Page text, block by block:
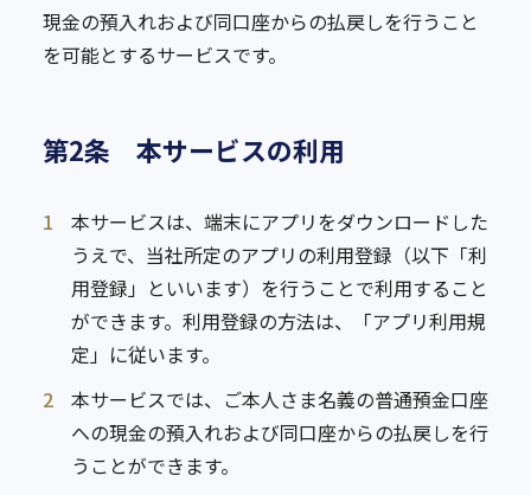
現金の預入れおよび同口座からの払戻しを行うこと
を可能とするサービスです。
第2条 本サービスの利用
1
本サービスは、端末にアプリをダウンロードした
うえで、当社所定のアプリの利用登録（以下「利
用登録」といいます）を行うことで利用すること
ができます。利用登録の方法は、「アプリ利用規
定」に従います。
2
本サービスでは、ご本人さま名義の普通預金口座
への現金の預入れおよび同口座からの払戻しを行
うことができます。